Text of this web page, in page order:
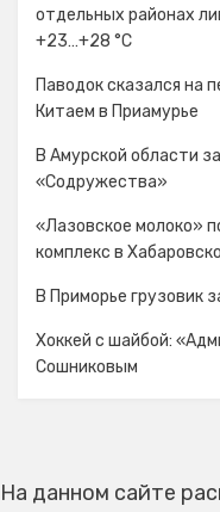
отдельных районах
+23…+28 °C
Паводок сказался на
Китаем в Приамурье
В Амурской области
«Содружества»
«Лазовское молоко»
комплекс в
В Приморье грузовик
Хоккей с шайбой:
Сошниковым
На данном сайте